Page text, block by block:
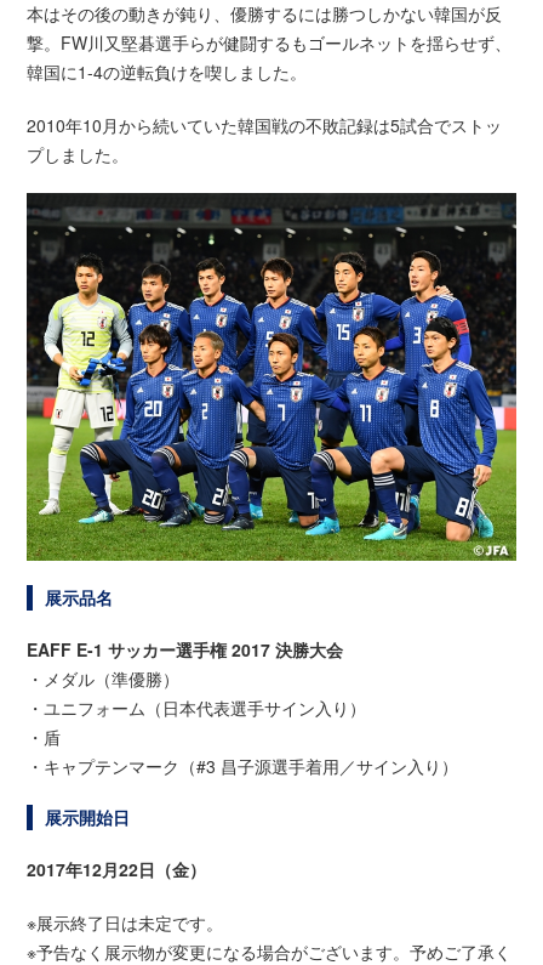
本はその後の動きが鈍り、優勝するには勝つしかない韓国が反
撃。FW川又堅碁選手らが健闘するもゴールネットを揺らせず、
韓国に1-4の逆転負けを喫しました。
2010年10月から続いていた韓国戦の不敗記録は5試合でストッ
プしました。
展示品名
EAFF E-1 サッカー選手権 2017 決勝大会
・メダル（準優勝）
・ユニフォーム（日本代表選手サイン入り）
・盾
・キャプテンマーク（#3 昌子源選手着用／サイン入り）
展示開始日
2017年12月22日（金）
※展示終了日は未定です。
※予告なく展示物が変更になる場合がございます。予めご了承く